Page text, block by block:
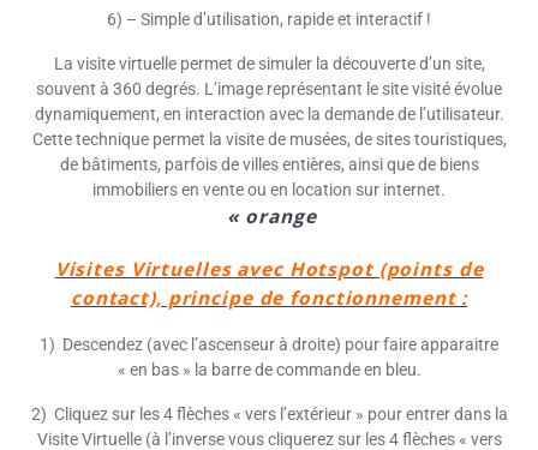
6) – Simple d’utilisation, rapide et interactif !
La visite virtuelle permet de simuler la découverte d’un site,
souvent à 360 degrés. L’image représentant le site visité évolue
dynamiquement, en interaction avec la demande de l’utilisateur.
Cette technique permet la visite de musées, de sites touristiques,
de bâtiments, parfois de villes entières, ainsi que de biens
immobiliers en vente ou en location sur internet.
« orange
Visites Virtuelles avec Hotspot (points de
contact), principe de fonctionnement :
1) Descendez (avec l’ascenseur à droite) pour faire apparaitre
« en bas » la barre de commande en bleu.
2) Cliquez sur les 4 flèches « vers l’extérieur » pour entrer dans la
Visite Virtuelle (à l’inverse vous cliquerez sur les 4 flèches « vers